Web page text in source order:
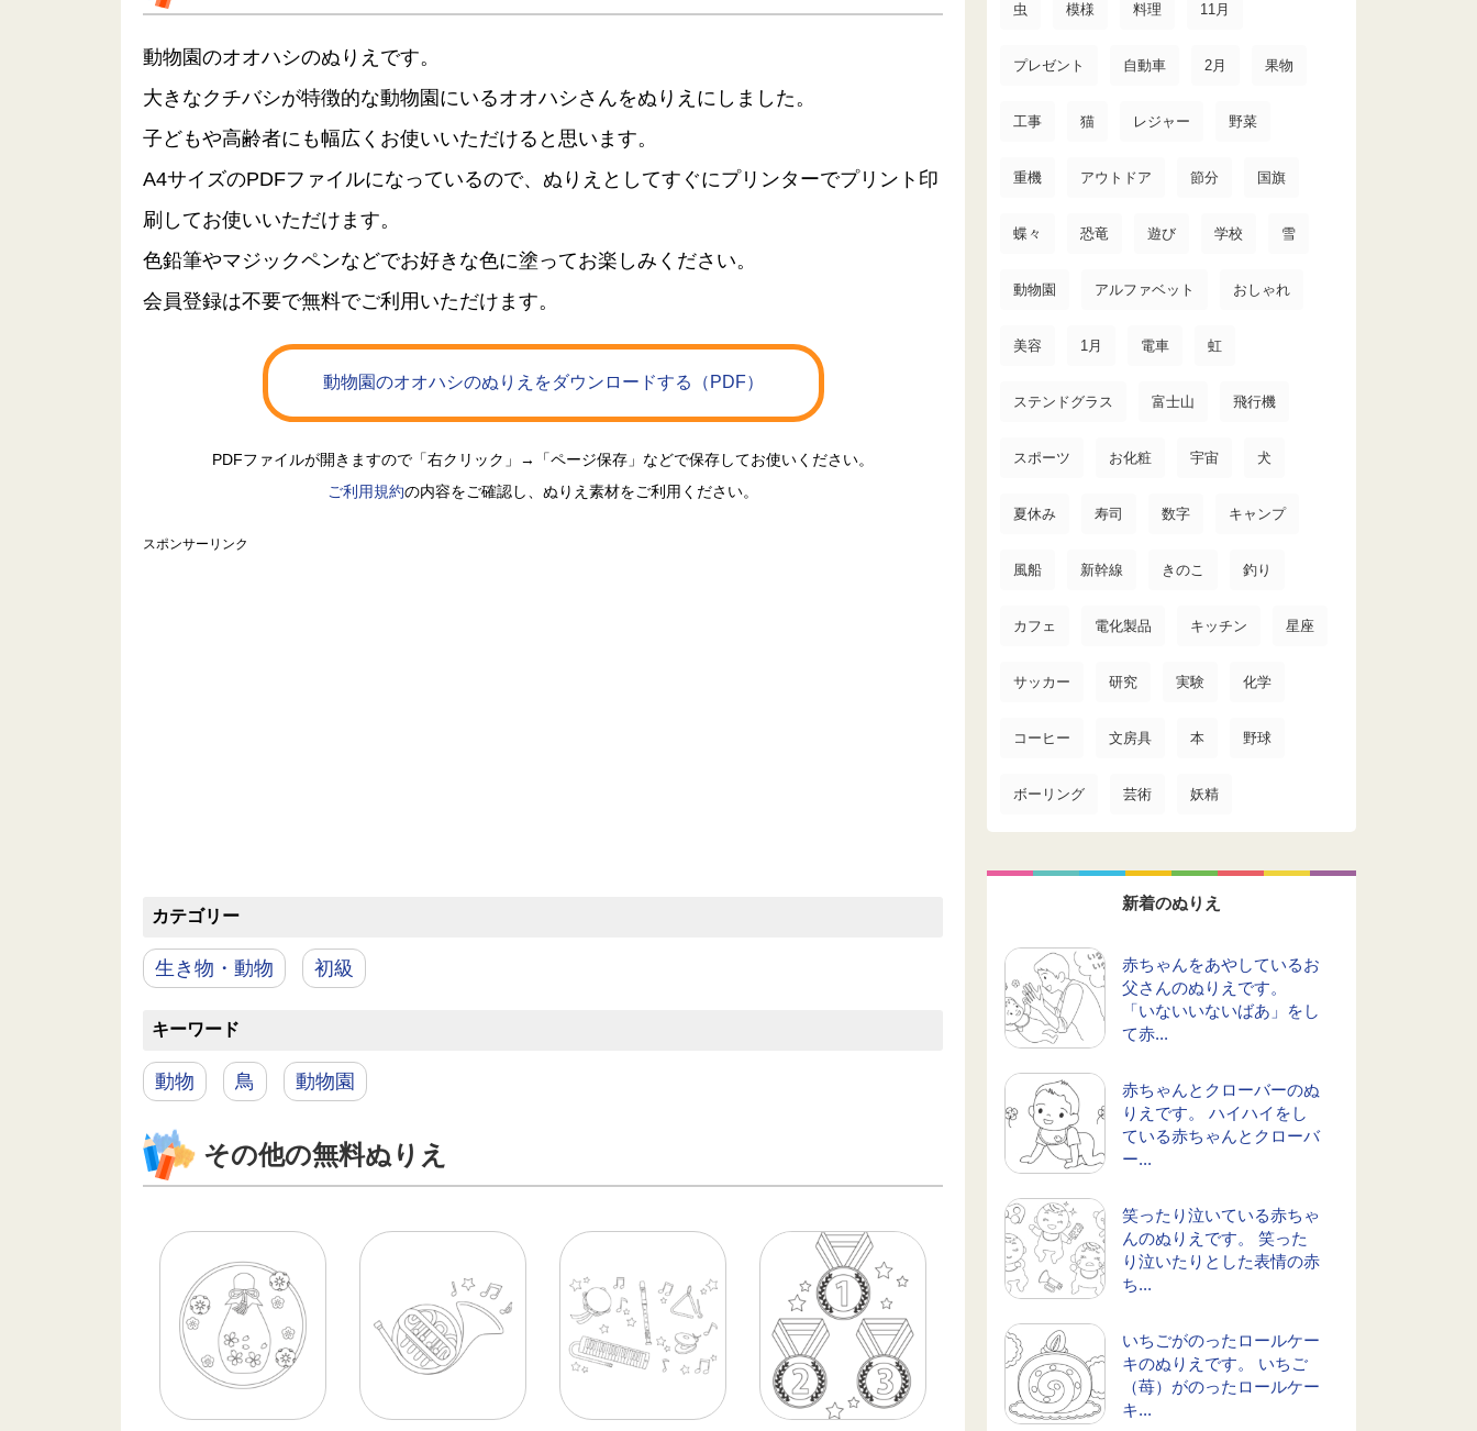
動物園のオオハシのぬりえです。
大きなクチバシが特徴的な動物園にいるオオハシさんをぬりえにしました。
子どもや高齢者にも幅広くお使いいただけると思います。
A4サイズのPDFファイルになっているので、ぬりえとしてすぐにプリンターでプリント印
刷してお使いいただけます。
色鉛筆やマジックペンなどでお好きな色に塗ってお楽しみください。
会員登録は不要で無料でご利用いただけます。
動物園のオオハシのぬりえをダウンロードする（PDF）
PDFファイルが開きますので「右クリック」→「ページ保存」などで保存してお使いください。
ご利用規約の内容をご確認し、ぬりえ素材をご利用ください。
スポンサーリンク
カテゴリー
生き物・動物 初級
キーワード
動物 鳥 動物園
その他の無料ぬりえ
虫 模様 料理 11月
プレゼント 自動車 2月 果物
工事 猫 レジャー 野菜
重機 アウトドア 節分 国旗
蝶々 恐竜 遊び 学校 雪
動物園 アルファベット おしゃれ
美容 1月 電車 虹
ステンドグラス 富士山 飛行機
スポーツ お化粧 宇宙 犬
夏休み 寿司 数字 キャンプ
風船 新幹線 きのこ 釣り
カフェ 電化製品 キッチン 星座
サッカー 研究 実験 化学
コーヒー 文房具 本 野球
ボーリング 芸術 妖精
新着のぬりえ
赤ちゃんをあやしているお
父さんのぬりえです。
「いないいないばあ」をし
て赤...
赤ちゃんとクローバーのぬ
りえです。 ハイハイをし
ている赤ちゃんとクローバ
ー...
笑ったり泣いている赤ちゃ
んのぬりえです。 笑った
り泣いたりとした表情の赤
ち...
いちごがのったロールケー
キのぬりえです。 いちご
（苺）がのったロールケー
キ...